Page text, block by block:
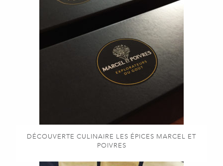
DÉCOUVERTE CULINAIRE LES ÉPICES MARCEL ET
POIVRES